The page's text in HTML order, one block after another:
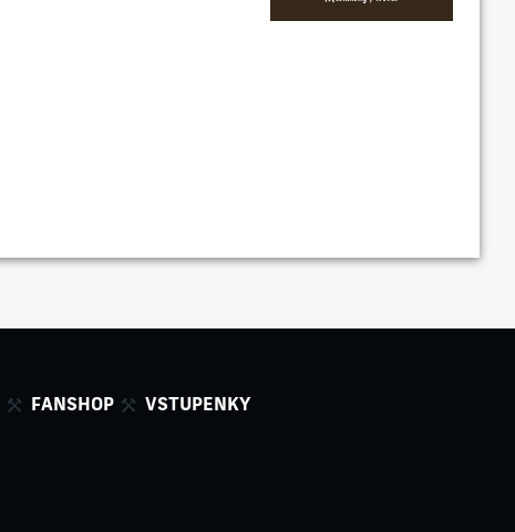
FANSHOP VSTUPENKY